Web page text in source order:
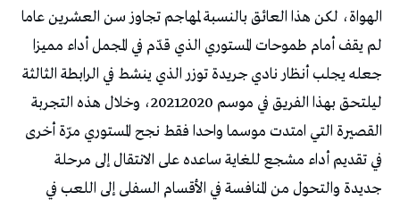
الهواة، لكن هذا العائق بالنسبة لمهاجم تجاوز سن العشرين عاما
لم يقف أمام طموحات المستوري الذي قدّم في المجمل أداء مميزا
جعله يجلب أنظار نادي جريدة توزر الذي ينشط في الرابطة الثالثة
ليلتحق بهذا الفريق في موسم 2020ـ2021، وخلال هذه التجربة
القصيرة التي امتدت موسما واحدا فقط نجح المستوري مرّة أخرى
في تقديم أداء مشجع للغاية ساعده على الانتقال إلى مرحلة
جديدة والتحول من المنافسة في الأقسام السفلى إلى اللعب في